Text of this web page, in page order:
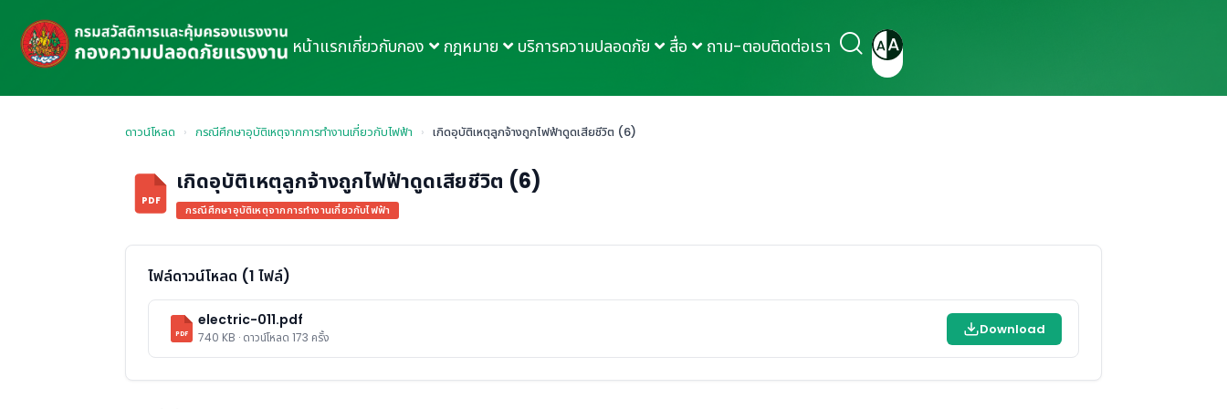
หน้าแรกเกี่ยวกับกอง กฎหมาย บริการความปลอดภัย สื่อ ถาม-ตอบติดต่อเรา
ดาวน์โหลด › กรณีศึกษาอุบัติเหตุจากการทำงานเกี่ยวกับไฟฟ้า › เกิดอุบัติเหตุลูกจ้างถูกไฟฟ้าดูดเสียชีวิต (6)
PDF
เกิดอุบัติเหตุลูกจ้างถูกไฟฟ้าดูดเสียชีวิต (6)
กรณีศึกษาอุบัติเหตุจากการทำงานเกี่ยวกับไฟฟ้า
ไฟล์ดาวน์โหลด (1 ไฟล์)
PDF
electric-011.pdf
740 KB · ดาวน์โหลด 173 ครั้ง Download